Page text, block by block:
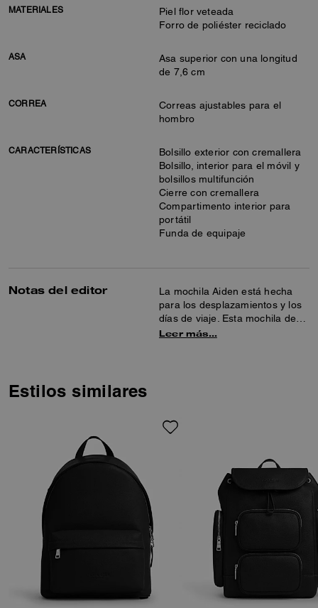
MATERIALES
Piel flor veteada
Forro de poliéster reciclado
ASA
Asa superior con una longitud
de 7,6 cm
CORREA
Correas ajustables para el
hombro
CARACTERÍSTICAS
Bolsillo exterior con cremallera
Bolsillo, interior para el móvil y
bolsillos multifunción
Cierre con cremallera
Compartimento interior para
portátil
Funda de equipaje
Notas del editor
La mochila Aiden está hecha
para los desplazamientos y los
días de viaje. Esta mochila de
piel flor veteada cuenta con
espacio de almacenamiento. La
hombros ofrecen opciones de
transporte cómodas.
Leer más…
Estilos similares